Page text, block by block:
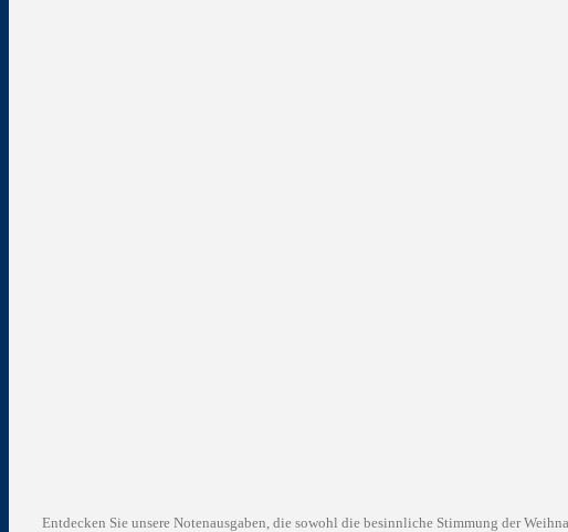
Entdecken Sie unsere Notenausgaben, die sowohl die besinnliche Stimmung der